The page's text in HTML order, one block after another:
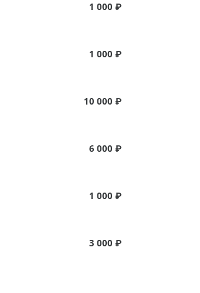
1 000 ₽
1 000 ₽
10 000 ₽
6 000 ₽
1 000 ₽
3 000 ₽